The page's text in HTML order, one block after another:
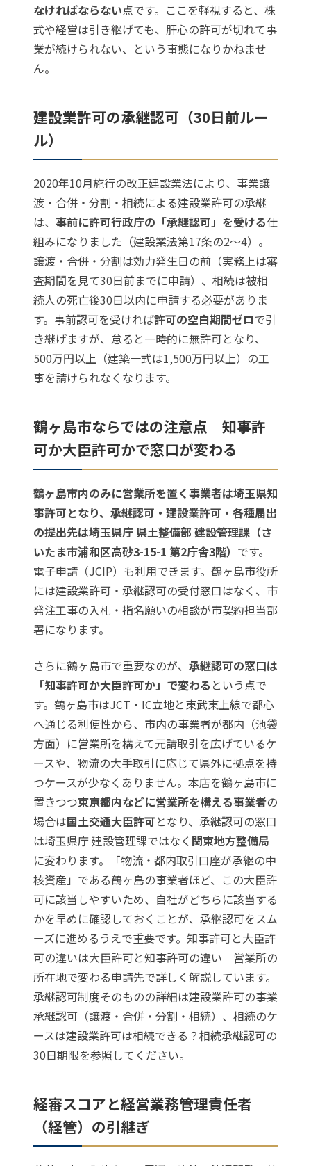
なければならない点です。ここを軽視すると、株
式や経営は引き継げても、肝心の許可が切れて事
業が続けられない、という事態になりかねませ
ん。
建設業許可の承継認可（30日前ルー
ル）
2020年10月施行の改正建設業法により、事業譲
渡・合併・分割・相続による建設業許可の承継
は、 事前に許可行政庁の「承継認可」を受ける仕
組みになりました（建設業法第17条の2〜4）。
譲渡・合併・分割は効力発生日の前（実務上は審
査期間を見て30日前までに申請）、相続は被相
続人の死亡後30日以内に申請する必要がありま
す。事前認可を受ければ許可の空白期間ゼロで引
き継げますが、怠ると一時的に無許可となり、
500万円以上（建築一式は1,500万円以上）の工
事を請けられなくなります。
鶴ヶ島市ならではの注意点｜知事許
可か大臣許可かで窓口が変わる
鶴ヶ島市内のみに営業所を置く事業者は埼玉県知
事許可となり、承継認可・建設業許可・各種届出
の提出先は埼玉県庁 県土整備部 建設管理課（さ
いたま市浦和区高砂3-15-1 第2庁舎3階） です。
電子申請（JCIP）も利用できます。鶴ヶ島市役所
には建設業許可・承継認可の受付窓口はなく、市
発注工事の入札・指名願いの相談が市契約担当部
署になります。
さらに鶴ヶ島市で重要なのが、 承継認可の窓口は
「知事許可か大臣許可か」で変わる という点で
す。鶴ヶ島市はJCT・IC立地と東武東上線で都心
へ通じる利便性から、市内の事業者が都内（池袋
方面）に営業所を構えて元請取引を広げているケ
ースや、物流の大手取引に応じて県外に拠点を持
つケースが少なくありません。本店を鶴ヶ島市に
置きつつ東京都内などに営業所を構える事業者の
場合は国土交通大臣許可となり、承継認可の窓口
は埼玉県庁 建設管理課ではなく 関東地方整備局
に変わります。「物流・都内取引口座が承継の中
核資産」である鶴ヶ島の事業者ほど、この大臣許
可に該当しやすいため、自社がどちらに該当する
かを早めに確認しておくことが、承継認可をスム
ーズに進めるうえで重要です。知事許可と大臣許
可の違いは大臣許可と知事許可の違い｜営業所の
所在地で変わる申請先で詳しく解説しています。
承継認可制度そのものの詳細は建設業許可の事業
承継認可（譲渡・合併・分割・相続） 、相続のケ
ースは建設業許可は相続できる？相続承継認可の
30日期限を参照してください。
経審スコアと経営業務管理責任者
（経管）の引継ぎ